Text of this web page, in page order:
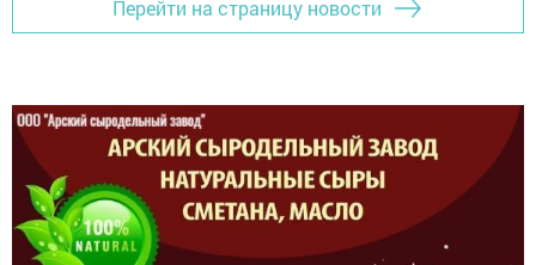
Перейти на страницу новости